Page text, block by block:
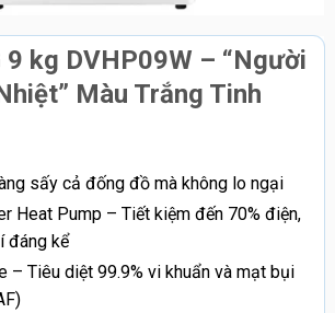
9 kg DVHP09W – “Người
Màu Trắng Tinh
sấy cả đống đồ mà không lo ngại
Heat Pump – Tiết kiệm đến 70% điện,
đáng kể
– Tiêu diệt 99.9% vi khuẩn và mạt bụi